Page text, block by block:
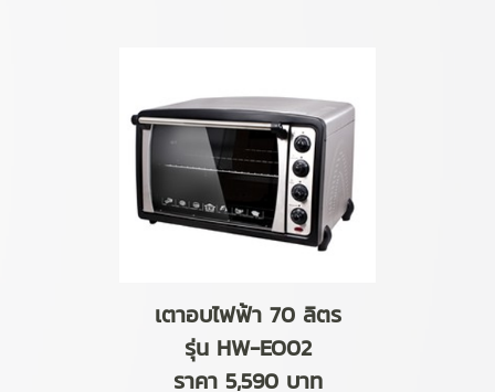
เตาอบไฟฟ้า 70 ลิตร
รุ่น HW-EO02
ราคา 5,590 บาท